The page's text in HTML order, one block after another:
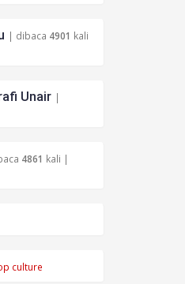
| dibaca 4901 kali
Unair |
4861 kali |
culture